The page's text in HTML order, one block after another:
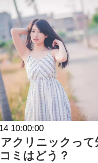
10:00:00
クリニックって
ミはどう？